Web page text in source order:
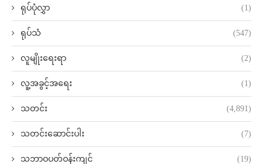
ရုပ်ပုံလွှာ (1)
ရုပ်သံ (547)
လူမျိုးရေးရာ (2)
လူ့အခွင့်အရေး (1)
သတင်း (4,891)
သတင်းဆောင်းပါး (7)
သဘာဝပတ်ဝန်းကျင် (19)